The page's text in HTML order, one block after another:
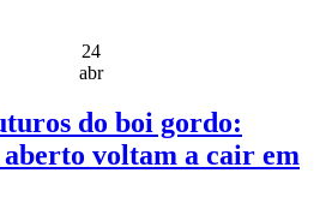
24
abr
do boi gordo:
aberto voltam a cair em